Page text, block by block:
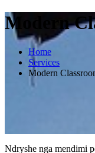
Modern
Home
Services
Modern
Ndryshe nga mendimi